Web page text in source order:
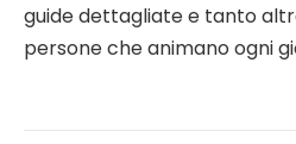
guide dettagliate e tanto
persone che animano ogni